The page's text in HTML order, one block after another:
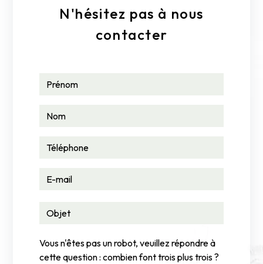
N'hésitez pas à nous
contacter
Vous n'êtes pas un robot, veuillez répondre à
cette question : combien font trois plus trois ?